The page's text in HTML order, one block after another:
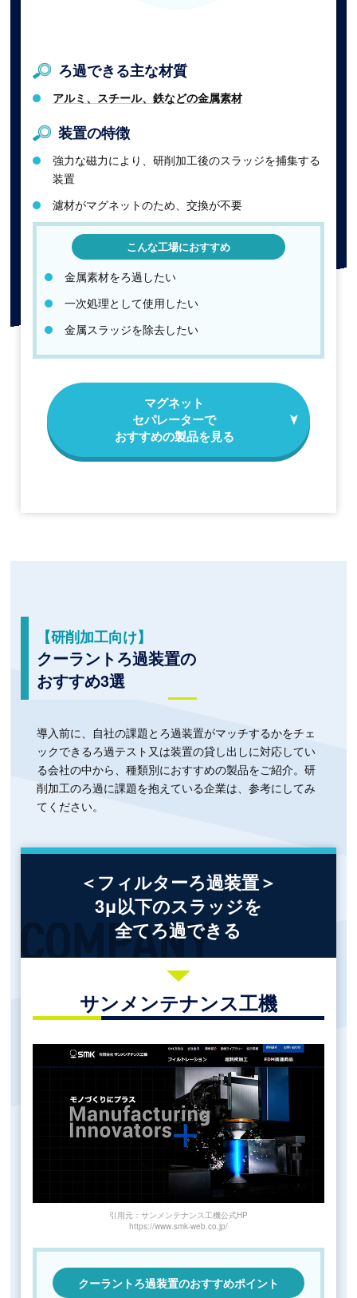
ろ過できる主な材質
アルミ、スチール、鉄などの金属素材
装置の特徴
強力な磁力により、研削加工後のスラッジを捕集する
装置
濾材がマグネットのため、交換が不要
こんな工場におすすめ
金属素材をろ過したい
一次処理として使用したい
金属スラッジを除去したい
マグネット
セパレーターで
おすすめの製品を⾒る
【研削加工向け】
クーラントろ過装置の
おすすめ3選
導入前に、自社の課題とろ過装置がマッチするかをチェ
ックできるろ過テスト又は装置の貸し出しに対応してい
る会社の中から、種類別におすすめの製品をご紹介。研
削加工のろ過に課題を抱えている企業は、参考にしてみ
てください。
＜フィルターろ過装置＞
3μ以下のスラッジを
全てろ過できる
サンメンテナンス工機
引用元：サンメンテナンス工機公式HP
https://www.smk-web.co.jp/
クーラントろ過装置のおすすめポイント